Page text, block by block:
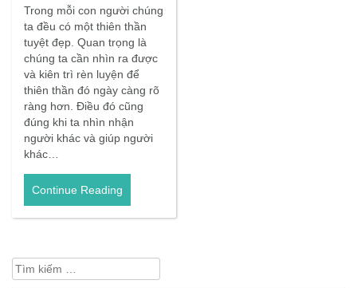
Trong mỗi con người chúng
ta đều có một thiên thần
tuyệt đẹp. Quan trọng là
chúng ta cần nhìn ra được
và kiên trì rèn luyện để
thiên thần đó ngày càng rõ
ràng hơn. Điều đó cũng
đúng khi ta nhìn nhận
người khác và giúp người
khác…
Continue Reading
Tìm
kiếm